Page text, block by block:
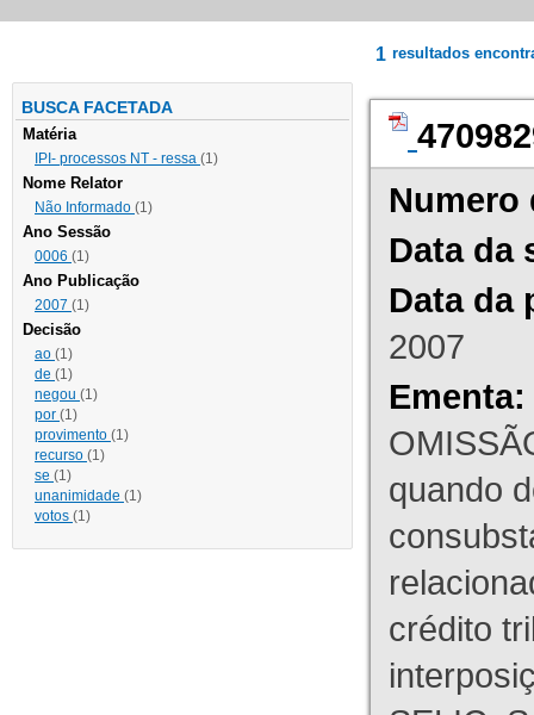
BUSCA FACETADA
Matéria
IPI- processos NT - ressa (1)
Nome Relator
Não Informado (1)
Ano Sessão
0006 (1)
Ano Publicação
2007 (1)
Decisão
ao (1)
de (1)
negou (1)
por (1)
provimento (1)
recurso (1)
se (1)
unanimidade (1)
votos (1)
1 resultados
Numero
Data da
Data da
2007
Ementa:
quando
crédito